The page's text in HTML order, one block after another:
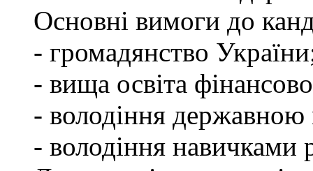
Основні вимоги до
- громадянство
- вища освіта
- володіння
- володіння навичками